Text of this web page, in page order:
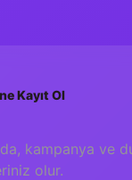
Kayıt Ol
kampanya ve
olur.